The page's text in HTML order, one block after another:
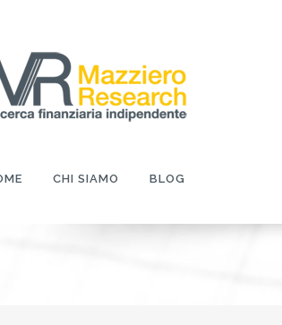
CHI SIAMO BLOG